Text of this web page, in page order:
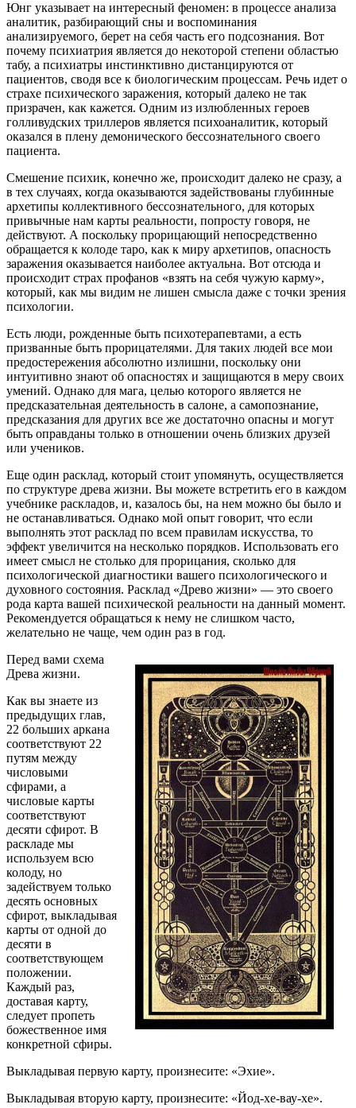
Юнг указывает на интересный феномен: в процессе анализа
аналитик, разбирающий сны и воспоминания
анализируемого, берет на себя часть его подсознания. Вот
почему психиатрия является до некоторой степени областью
табу, а психиатры инстинктивно дистанцируются от
пациентов, сводя все к биологическим процессам. Речь идет о
страхе психического заражения, который далеко не так
призрачен, как кажется. Одним из излюбленных героев
голливудских триллеров является психоаналитик, который
оказался в плену демонического бессознательного своего
пациента.
Смешение психик, конечно же, происходит далеко не сразу, а
в тех случаях, когда оказываются задействованы глубинные
архетипы коллективного бессознательного, для которых
привычные нам карты реальности, попросту говоря, не
действуют. А поскольку прорицающий непосредственно
обращается к колоде таро, как к миру архетипов, опасность
заражения оказывается наиболее актуальна. Вот отсюда и
происходит страх профанов «взять на себя чужую карму»,
который, как мы видим не лишен смысла даже с точки зрения
психологии.
Есть люди, рожденные быть психотерапевтами, а есть
призванные быть прорицателями. Для таких людей все мои
предостережения абсолютно излишни, поскольку они
интуитивно знают об опасностях и защищаются в меру своих
умений. Однако для мага, целью которого является не
предсказательная деятельность в салоне, а самопознание,
предсказания для других все же достаточно опасны и могут
быть оправданы только в отношении очень близких друзей
или учеников.
Еще один расклад, который стоит упомянуть, осуществляется
по структуре древа жизни. Вы можете встретить его в каждом
учебнике раскладов, и, казалось бы, на нем можно бы было и
не останавливаться. Однако мой опыт говорит, что если
выполнять этот расклад по всем правилам искусства, то
эффект увеличится на несколько порядков. Использовать его
имеет смысл не столько для прорицания, сколько для
психологической диагностики вашего психологического и
духовного состояния. Расклад «Древо жизни» — это своего
рода карта вашей психической реальности на данный момент.
Рекомендуется обращаться к нему не слишком часто,
желательно не чаще, чем один раз в год.
Перед вами схема
Древа жизни.
Как вы знаете из
предыдущих глав,
22 больших аркана
соответствуют 22
путям между
числовыми
сфирами, а
числовые карты
соответствуют
десяти сфирот. В
раскладе мы
используем всю
колоду, но
задействуем только
десять основных
сфирот, выкладывая
карты от одной до
десяти в
соответствующем
положении.
Каждый раз,
доставая карту,
следует пропеть
божественное имя
конкретной сфиры.
Выкладывая первую карту, произнесите: «Эхие».
Выкладывая вторую карту, произнесите: «Йод-хе-вау-хе».